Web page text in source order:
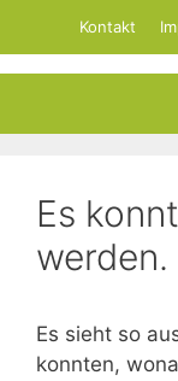
springen
Kontakt
Es
werden.
Es sieht so
konnten,